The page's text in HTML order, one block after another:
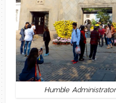
Humble